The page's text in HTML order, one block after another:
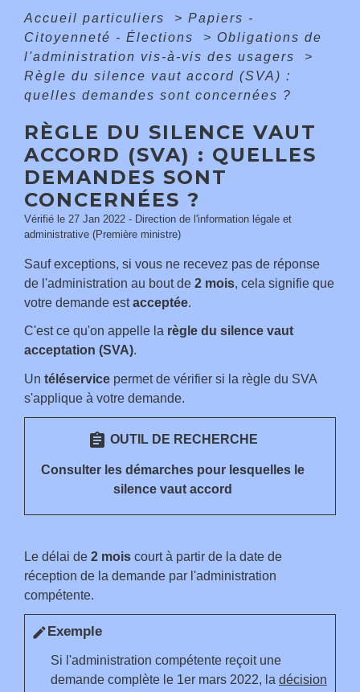
Accueil particuliers > Papiers -
Citoyenneté - Élections
> Obligations de
l'administration vis-à-vis des usagers
>
Règle du silence vaut accord (SVA) :
quelles demandes sont concernées ?
RÈGLE DU SILENCE VAUT
ACCORD (SVA) : QUELLES
DEMANDES SONT
CONCERNÉES ?
Vérifié le 27 Jan 2022 - Direction de l'information légale et
administrative (Première ministre)
Sauf exceptions, si vous ne recevez pas de réponse
de l'administration au bout de 2 mois, cela signifie que
votre demande estacceptée.
C'est ce qu'on appelle la règle du silence vaut
acceptation (SVA).
Un téléservice permet de vérifier si la règle du SVA
s'applique à votre demande.
assignment OUTIL DE RECHERCHE
Consulter les démarches pour lesquelles le
silence vaut accord
Le délai de 2 mois court à partir de la date de
réception de la demande par l'administration
compétente.
edit Exemple
Si l'administration compétente reçoit une
demande complète le 1er mars 2022, la décision